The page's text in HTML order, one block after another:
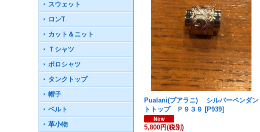
スウェット
ロンT
カット＆ニット
Ｔシャツ
ポロシャツ
タンクトップ
帽子
ベルト
革小物
Pualani(プアラニ) シルバーペンダン
トトップ Ｐ９３９ [P939]
5,800円(税別)